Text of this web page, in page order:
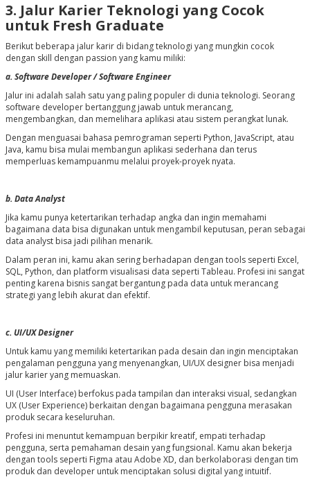
3. Jalur Karier Teknologi yang Cocok
untuk Fresh Graduate
Berikut beberapa jalur karir di bidang teknologi yang mungkin cocok
dengan skill dengan passion yang kamu miliki:
a. Software Developer / Software Engineer
Jalur ini adalah salah satu yang paling populer di dunia teknologi. Seorang
software developer bertanggung jawab untuk merancang,
mengembangkan, dan memelihara aplikasi atau sistem perangkat lunak.
Dengan menguasai bahasa pemrograman seperti Python, JavaScript, atau
Java, kamu bisa mulai membangun aplikasi sederhana dan terus
memperluas kemampuanmu melalui proyek-proyek nyata.
b. Data Analyst
Jika kamu punya ketertarikan terhadap angka dan ingin memahami
bagaimana data bisa digunakan untuk mengambil keputusan, peran sebagai
data analyst bisa jadi pilihan menarik.
Dalam peran ini, kamu akan sering berhadapan dengan tools seperti Excel,
SQL, Python, dan platform visualisasi data seperti Tableau. Profesi ini sangat
penting karena bisnis sangat bergantung pada data untuk merancang
strategi yang lebih akurat dan efektif.
c. UI/UX Designer
Untuk kamu yang memiliki ketertarikan pada desain dan ingin menciptakan
pengalaman pengguna yang menyenangkan, UI/UX designer bisa menjadi
jalur karier yang memuaskan.
UI (User Interface) berfokus pada tampilan dan interaksi visual, sedangkan
UX (User Experience) berkaitan dengan bagaimana pengguna merasakan
produk secara keseluruhan.
Profesi ini menuntut kemampuan berpikir kreatif, empati terhadap
pengguna, serta pemahaman desain yang fungsional. Kamu akan bekerja
dengan tools seperti Figma atau Adobe XD, dan berkolaborasi dengan tim
produk dan developer untuk menciptakan solusi digital yang intuitif.